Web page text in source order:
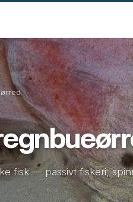
fisk — passivt fiskeri,